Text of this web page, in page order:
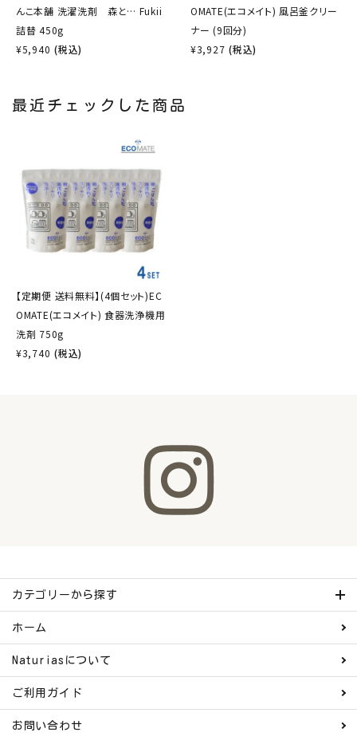
んこ本舗 洗濯洗剤 森と… Fukii
詰替 450g
¥5,940 (税込)
OMATE(エコメイト) 風呂釜クリー
ナー (9回分)
¥3,927 (税込)
最近チェックした商品
【定期便 送料無料】(4個セット)EC
OMATE(エコメイト) 食器洗浄機用
洗剤 750g
¥3,740 (税込)
カテゴリーから探す
ホーム
Naturiasについて
ご利用ガイド
お問い合わせ